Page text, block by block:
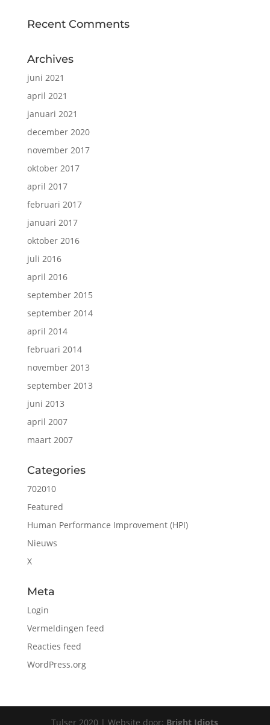
Recent Comments
Archives
juni 2021
april 2021
januari 2021
december 2020
november 2017
oktober 2017
april 2017
februari 2017
januari 2017
oktober 2016
juli 2016
april 2016
september 2015
september 2014
april 2014
februari 2014
november 2013
september 2013
juni 2013
april 2007
maart 2007
Categories
702010
Featured
Human Performance Improvement (HPI)
Nieuws
X
Meta
Login
Vermeldingen feed
Reacties feed
WordPress.org
Tulser 2020 | Website door: Bright Idiots